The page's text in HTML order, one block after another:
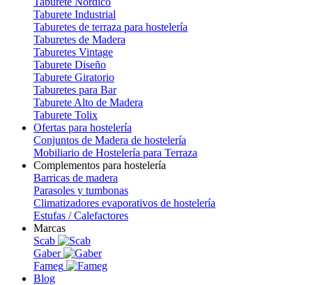
Taburete Industrial
Taburetes de terraza para hostelería
Taburetes de Madera
Taburetes Vintage
Taburete Diseño
Taburete Giratorio
Taburetes para Bar
Taburete Alto de Madera
Taburete Tolix
Ofertas para hostelería
Conjuntos de Madera de hostelería
Mobiliario de Hostelería para Terraza
Complementos para hostelería
Barricas de madera
Parasoles y tumbonas
Climatizadores evaporativos de hostelería
Estufas / Calefactores
Marcas
Scab
Gaber
Fameg
Blog